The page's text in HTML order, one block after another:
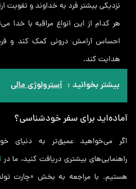
نزدیکی بیشتر فرد به خداوند و تقویت
هر کدام از این انواع مراقبه با خدا
احساس آرامش درونی کمک کند و
هدایت کند.
بیشتر بخوانید : آسترولوژی مالی
آماده‌اید برای سفر خودشناسی؟
اگر می‌خواهید عمیق‌تر به دنیای
راهنمایی‌های بیشتری دریافت کنید، ما در
هستیم. با مراجعه به بخش «چارت